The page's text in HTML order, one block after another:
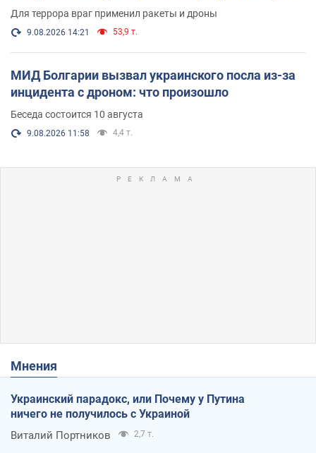
и видео
Для террора враг применил ракеты и дроны
9.08.2026 14:21 53,9 т.
МИД Болгарии вызвал украинского посла из-за
инцидента с дроном: что произошло
Беседа состоится 10 августа
9.08.2026 11:58 4,4 т.
Мнения
Украинский парадокс, или Почему у Путина
ничего не получилось с Украиной
Виталий Портников 2,7 т.